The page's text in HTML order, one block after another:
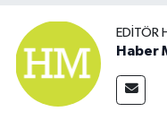
EDITÖR
Haber